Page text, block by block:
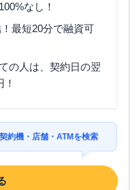
なし！
最短20分で融資可
の人は、契約日の翌
約機・店舗・ATMを検索